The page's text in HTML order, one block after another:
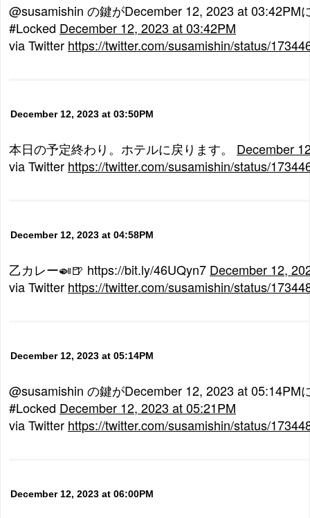
@susamishin の鍵がDecember 12, 2023 at 03:42PM
#Locked December 12, 2023 at 03:42PM
via Twitter https://twitter.com/susamishin/status/
December 12, 2023 at 03:50PM
本日の予定終わり。ホテルに戻ります。 December
via Twitter https://twitter.com/susamishin/status/
December 12, 2023 at 04:58PM
乙カレー🍛🍺 https://bit.ly/46UQyn7 December 12,
via Twitter https://twitter.com/susamishin/status/
December 12, 2023 at 05:14PM
@susamishin の鍵がDecember 12, 2023 at 05:14PM
#Locked December 12, 2023 at 05:21PM
via Twitter https://twitter.com/susamishin/status/
December 12, 2023 at 06:00PM